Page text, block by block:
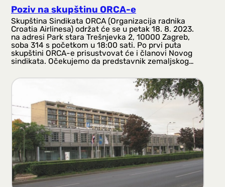
Poziv na skupštinu ORCA-e
Skupština Sindikata ORCA (Organizacija radnika
Croatia Airlinesa) održat će se u petak 18. 8. 2023.
na adresi Park stara Trešnjevka 2, 10000 Zagreb,
soba 314 s početkom u 18:00 sati. Po prvi puta
skupštini ORCA-e prisustvovat će i članovi Novog
sindikata. Očekujemo da predstavnik zemaljskog…